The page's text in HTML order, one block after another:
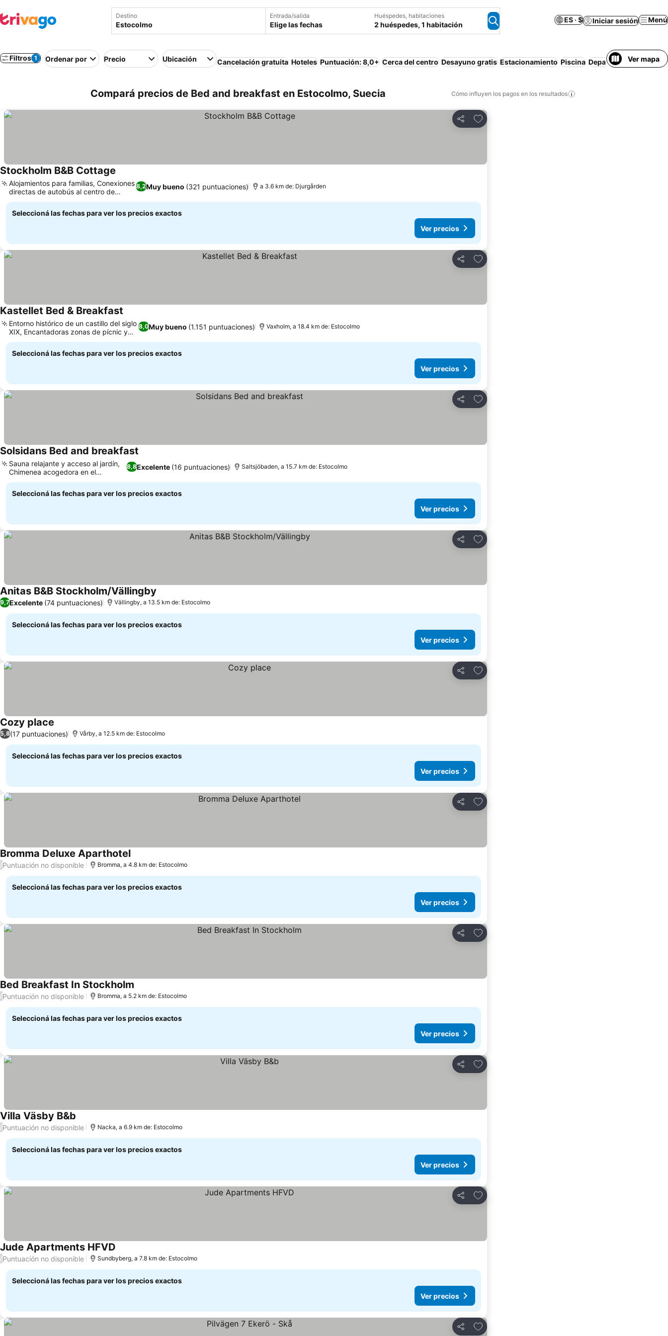
Destino Entrada/salida
Elige las fechas
Huéspedes, habitaciones
2 huéspedes, 1 habitación
ES · $ Iniciar sesión Menú
Filtros 1 Ordenar por Precio Ubicación Cancelación gratuita Hoteles Puntuación: 8,0+ Cerca del centro Desayuno gratis Estacionamiento Piscina DepartamentoVer mapa
Compará precios de Bed and breakfast en Estocolmo, Suecia Cómo influyen los pagos en los resultados
Compartir
Añadir a favoritos
Stockholm B&B Cottage
8,2Muy bueno (321 puntuaciones)
Alojamientos para familias, Conexiones
directas de autobús al centro de
Estocolmo
a 3.6 km de: Djurgården
Seleccioná las fechas para ver los precios exactos
Ver precios
Compartir
Añadir a favoritos
Kastellet Bed & Breakfast
8,0Muy bueno (1.151 puntuaciones)
Entorno histórico de un castillo del siglo
XIX, Encantadoras zonas de pícnic y
barbacoa
Vaxholm, a 18.4 km de: Estocolmo
Seleccioná las fechas para ver los precios exactos
Ver precios
Compartir
Añadir a favoritos
Solsidans Bed and breakfast
8,8Excelente (16 puntuaciones)
Sauna relajante y acceso al jardín,
Chimenea acogedora en el
vestíbulo
Saltsjöbaden, a 15.7 km de: Estocolmo
Seleccioná las fechas para ver los precios exactos
Ver precios
Compartir
Añadir a favoritos
Anitas B&B Stockholm/Vällingby
9,7Excelente (74 puntuaciones) Vällingby, a 13.5 km de: Estocolmo
Seleccioná las fechas para ver los precios exactos
Ver precios
Compartir
Añadir a favoritos
Cozy place Ver precios
5,8(17 puntuaciones) Vårby, a 12.5 km de: Estocolmo
Seleccioná las fechas para ver los precios exactos
Ver precios
Compartir
Añadir a favoritos
Bromma Deluxe AparthotelVer precios
/Puntuación no disponible Bromma, a 4.8 km de: Estocolmo
Seleccioná las fechas para ver los precios exactos
Ver precios
Compartir
Añadir a favoritos
Bed Breakfast In Stockholm
/Puntuación no disponible Bromma, a 5.2 km de: Estocolmo
Seleccioná las fechas para ver los precios exactos
Ver precios
Compartir
Añadir a favoritos
Villa Väsby B&b Ver precios
/Puntuación no disponible Nacka, a 6.9 km de: Estocolmo
Seleccioná las fechas para ver los precios exactos
Ver precios
Compartir
Añadir a favoritos
Jude Apartments HFVD
/Puntuación no disponible Sundbyberg, a 7.8 km de: Estocolmo
Seleccioná las fechas para ver los precios exactos
Ver precios
Compartir
Añadir a favoritos